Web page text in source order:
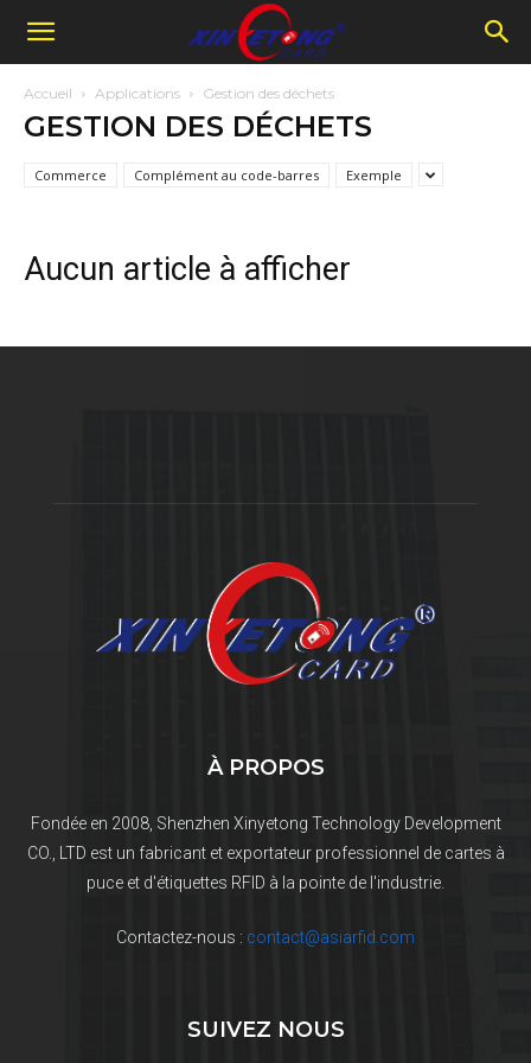
Accueil Applications Gestion des déchets
GESTION DES DÉCHETS
Commerce Complément au code-barres Exemple
Aucun article à afficher
À PROPOS
Fondée en 2008, Shenzhen Xinyetong Technology Development
CO., LTD est un fabricant et exportateur professionnel de cartes à
puce et d'étiquettes RFID à la pointe de l'industrie.
Contactez-nous : contact@asiarfid.com
SUIVEZ NOUS